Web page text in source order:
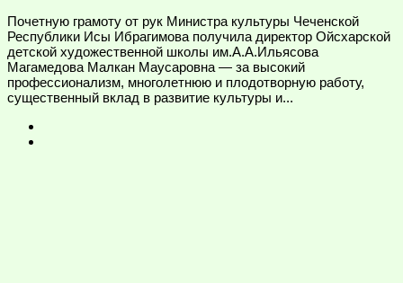
Почетную грамоту от рук Министра культуры Чеченской
Республики Исы Ибрагимова получила директор Ойсхарской
детской художественной школы им.А.А.Ильясова
Магамедова Малкан Маусаровна — за высокий
профессионализм, многолетнюю и плодотворную работу,
существенный вклад в развитие культуры и...